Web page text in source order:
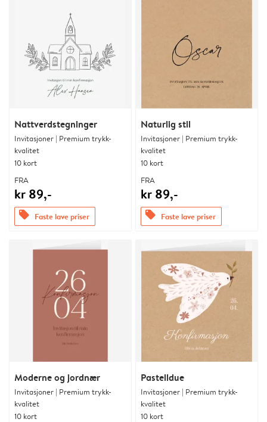
Nattverdstegninger
Invitasjoner | Premium trykk-
kvalitet
10 kort
FRA
kr 89,-
offers Faste lave priser
Naturlig stil
Invitasjoner | Premium trykk-
kvalitet
10 kort
FRA
kr 89,-
offers Faste lave priser
Moderne og jordnær
Invitasjoner | Premium trykk-
kvalitet
10 kort
Pastelldue
Invitasjoner | Premium trykk-
kvalitet
10 kort